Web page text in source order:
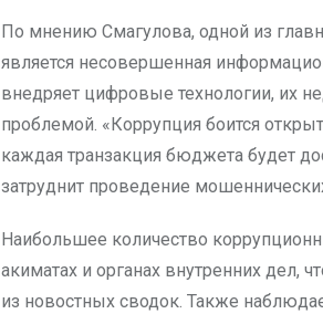
По мнению Смагулова, одной из
является несовершенная
внедряет цифровые технологии, их
проблемой. «Коррупция боится
каждая транзакция бюджета будет
затруднит проведение
Наибольшее количество
акиматах и органах внутренних дел,
из новостных сводок. Также